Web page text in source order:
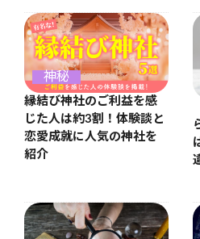
神秘
縁結び神社のご利益を感
じた人は約3割！体験談と
恋愛成就に人気の神社を
紹介